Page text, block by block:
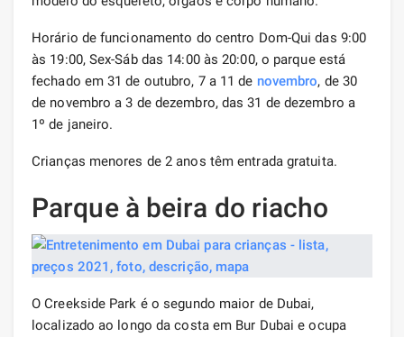
Horário de funcionamento do centro Dom-Qui das 9:00
às 19:00, Sex-Sáb das 14:00 às 20:00, o parque está
fechado em 31 de outubro, 7 a 11 de novembro, de 30
de novembro a 3 de dezembro, das 31 de dezembro a
1º de janeiro.
Crianças menores de 2 anos têm entrada gratuita.
Parque à beira do riacho
O Creekside Park é o segundo maior de Dubai,
localizado ao longo da costa em Bur Dubai e ocupa